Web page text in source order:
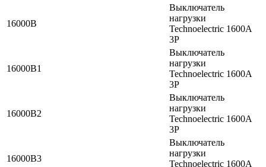
16000B
Выключатель
нагрузки
Technoelectric 1600А
3P
16000B1
Выключатель
нагрузки
Technoelectric 1600А
3P
16000B2
Выключатель
нагрузки
Technoelectric 1600А
3P
16000B3
Выключатель
нагрузки
Technoelectric 1600А